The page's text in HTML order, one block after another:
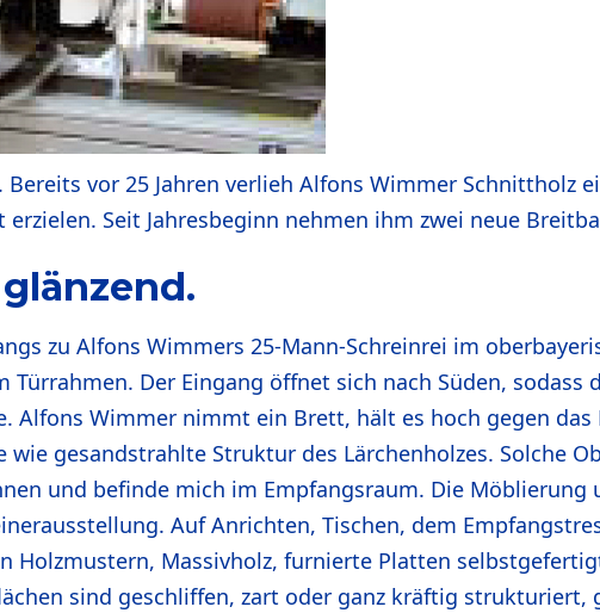
vor 25 Jahren verlieh Alfons Wimmer Schnittholz
Seit Jahresbeginn nehmen ihm zwei neue
zu Alfons Wimmers 25-Mann-Schreinrei im
Der Eingang öffnet sich nach Süden,
Alfons Wimmer nimmt ein Brett, hält es hoch gegen
gesandstrahlte Struktur des Lärchenholzes. Solche
und befinde mich im Empfangsraum. Die
Auf Anrichten, Tischen, dem
Holzmustern, Massivholz, furnierte Platten
sind geschliffen, zart oder ganz kräftig